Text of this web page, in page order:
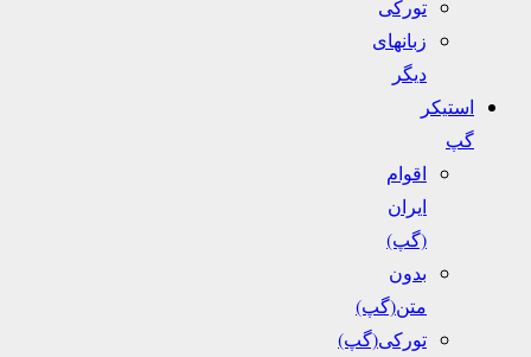
تورکی
زبانهای
دیگر
استیکر
گپ
اقوام
ایران
(گپ)
بدون
متن(گپ)
تورکی(گپ)